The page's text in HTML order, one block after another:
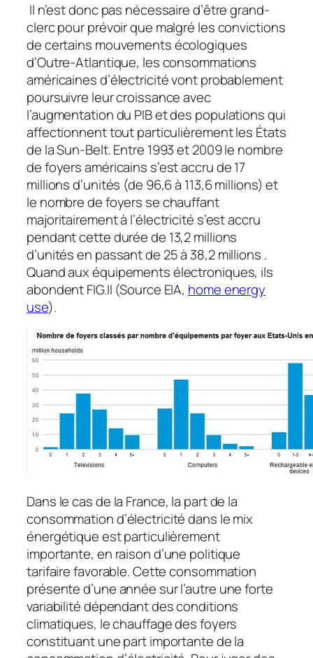
Il n’est donc pas nécessaire d’être grand-
clerc pour prévoir que malgré les convictions
de certains mouvements écologiques
d’Outre-Atlantique, les consommations
américaines d’électricité vont probablement
poursuivre leur croissance avec
l’augmentation du PIB et des populations qui
affectionnent tout particulièrement les États
de la Sun-Belt. Entre 1993 et 2009 le nombre
de foyers américains s’est accru de 17
millions d’unités (de 96,6 à 113,6 millions) et
le nombre de foyers se chauffant
majoritairement à l’électricité s’est accru
pendant cette durée de 13,2 millions
d’unités en passant de 25 à 38,2 millions .
Quand aux équipements électroniques, ils
abondent FIG.II (Source EIA, home energy
use).
Dans le cas de la France, la part de la
consommation d’électricité dans le mix
énergétique est particulièrement
importante, en raison d’une politique
tarifaire favorable. Cette consommation
présente d’une année sur l’autre une forte
variabilité dépendant des conditions
climatiques, le chauffage des foyers
constituant une part importante de la